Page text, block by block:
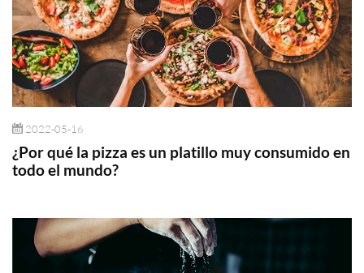
2022-05-16
¿Por qué la pizza es un platillo muy consumido en
todo el mundo?